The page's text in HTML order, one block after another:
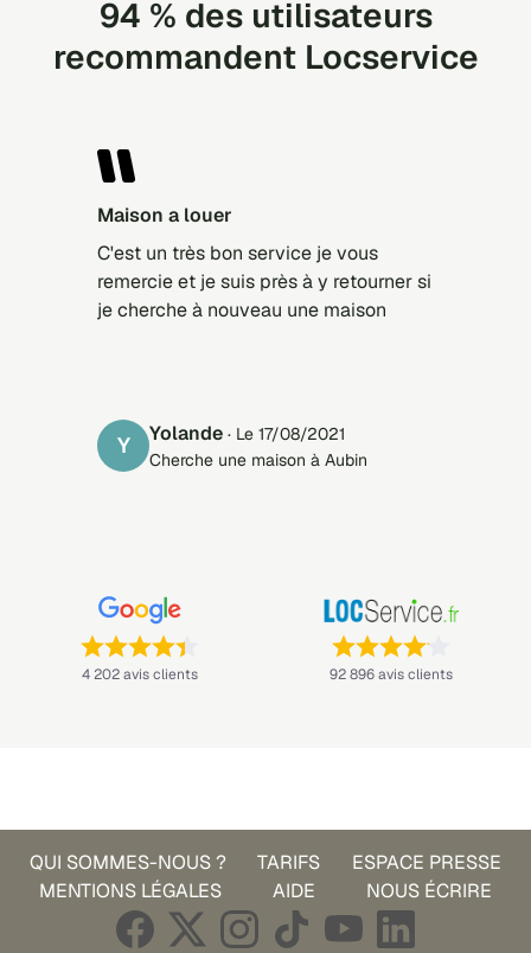
94 % des utilisateurs
recommandent Locservice
Maison a louer
C'est un très bon service je vous
remercie et je suis près à y retourner si
je cherche à nouveau une maison
Y Yolande · Le 17/08/2021
Cherche une maison à Aubin
Note : 4,4 sur 5 —
4 202 avis clients Note : 4,1 sur 5 —
92 896 avis clients
QUI SOMMES-NOUS ? TARIFS
ESPACE PRESSE
MENTIONS LÉGALES
AIDE NOUS ÉCRIRE